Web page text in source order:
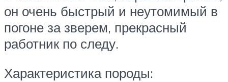
он очень быстрый и неутомимый в
погоне за зверем, прекрасный
работник по следу.
Характеристика породы: